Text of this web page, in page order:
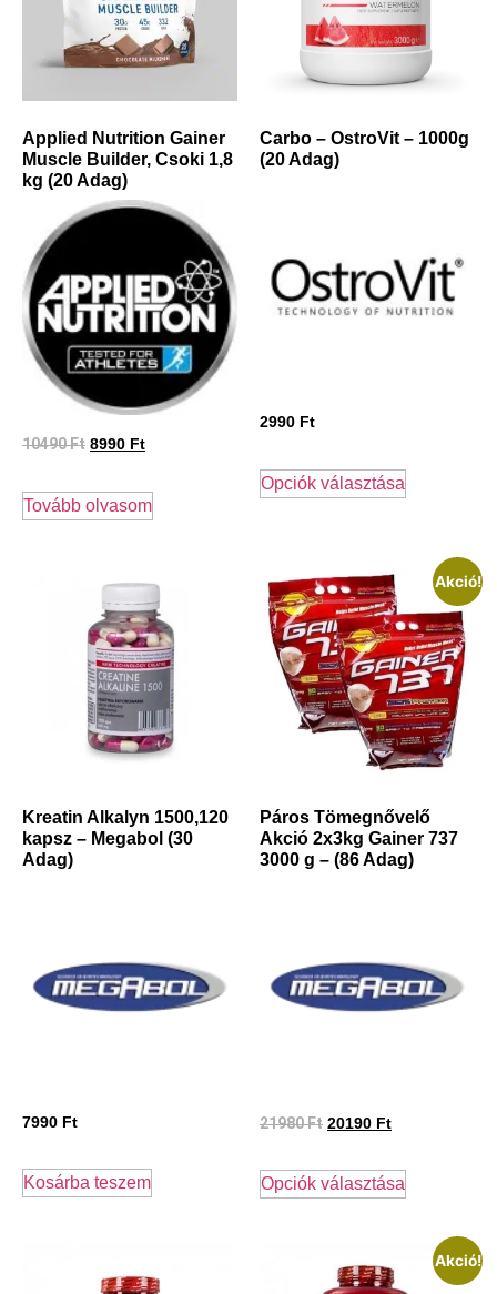
Applied Nutrition Gainer
Muscle Builder, Csoki 1,8
kg (20 Adag)
10490Ft 8990 Ft
Tovább olvasom
Carbo – OstroVit – 1000g
(20 Adag)
2990 Ft
Opciók választása
Kreatin Alkalyn 1500,120
kapsz – Megabol (30
Adag)
7990 Ft
Kosárba teszem
Akció!
Páros Tömegnővelő
Akció 2x3kg Gainer 737
3000 g – (86 Adag)
21980Ft 20190 Ft
Opciók választása
Akció!